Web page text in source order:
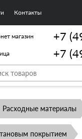
Контакты
магазин +7
+7
Расходные материалы
покрытием